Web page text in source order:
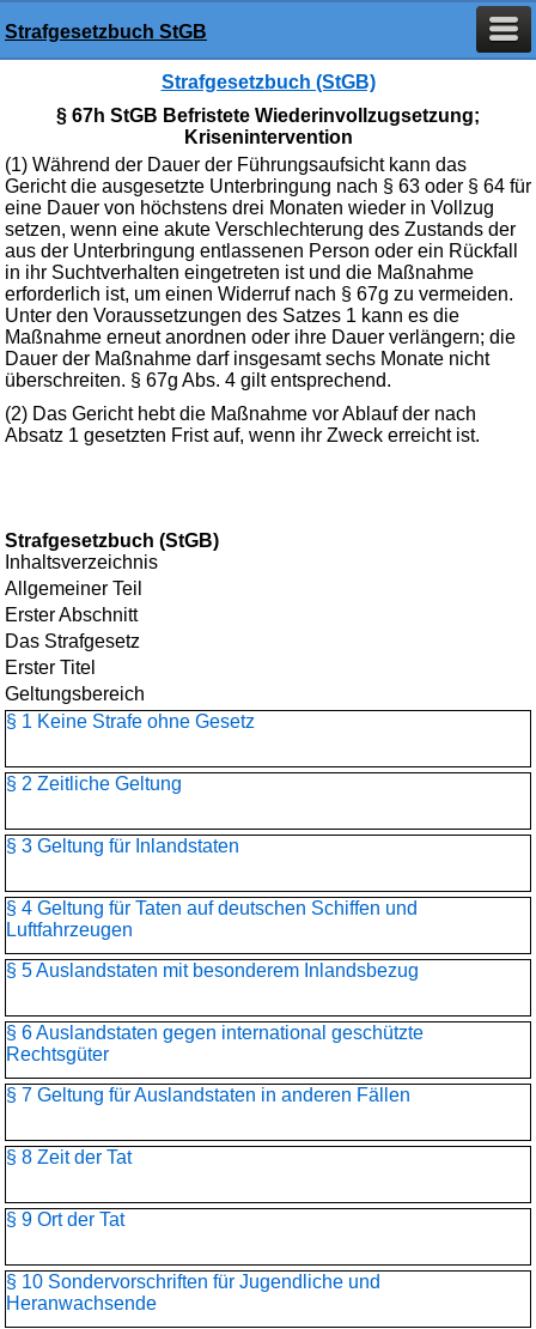
Strafgesetzbuch StGB
Strafgesetzbuch (StGB)
§ 67h StGB Befristete Wiederinvollzugsetzung;
Krisenintervention
(1) Während der Dauer der Führungsaufsicht kann das
Gericht die ausgesetzte Unterbringung nach § 63 oder § 64 für
eine Dauer von höchstens drei Monaten wieder in Vollzug
setzen, wenn eine akute Verschlechterung des Zustands der
aus der Unterbringung entlassenen Person oder ein Rückfall
in ihr Suchtverhalten eingetreten ist und die Maßnahme
erforderlich ist, um einen Widerruf nach § 67g zu vermeiden.
Unter den Voraussetzungen des Satzes 1 kann es die
Maßnahme erneut anordnen oder ihre Dauer verlängern; die
Dauer der Maßnahme darf insgesamt sechs Monate nicht
überschreiten. § 67g Abs. 4 gilt entsprechend.
(2) Das Gericht hebt die Maßnahme vor Ablauf der nach
Absatz 1 gesetzten Frist auf, wenn ihr Zweck erreicht ist.
Strafgesetzbuch (StGB)
Inhaltsverzeichnis
Allgemeiner Teil
Erster Abschnitt
Das Strafgesetz
Erster Titel
Geltungsbereich
§ 1 Keine Strafe ohne Gesetz
§ 2 Zeitliche Geltung
§ 3 Geltung für Inlandstaten
§ 4 Geltung für Taten auf deutschen Schiffen und
Luftfahrzeugen
§ 5 Auslandstaten mit besonderem Inlandsbezug
§ 6 Auslandstaten gegen international geschützte
Rechtsgüter
§ 7 Geltung für Auslandstaten in anderen Fällen
§ 8 Zeit der Tat
§ 9 Ort der Tat
§ 10 Sondervorschriften für Jugendliche und
Heranwachsende